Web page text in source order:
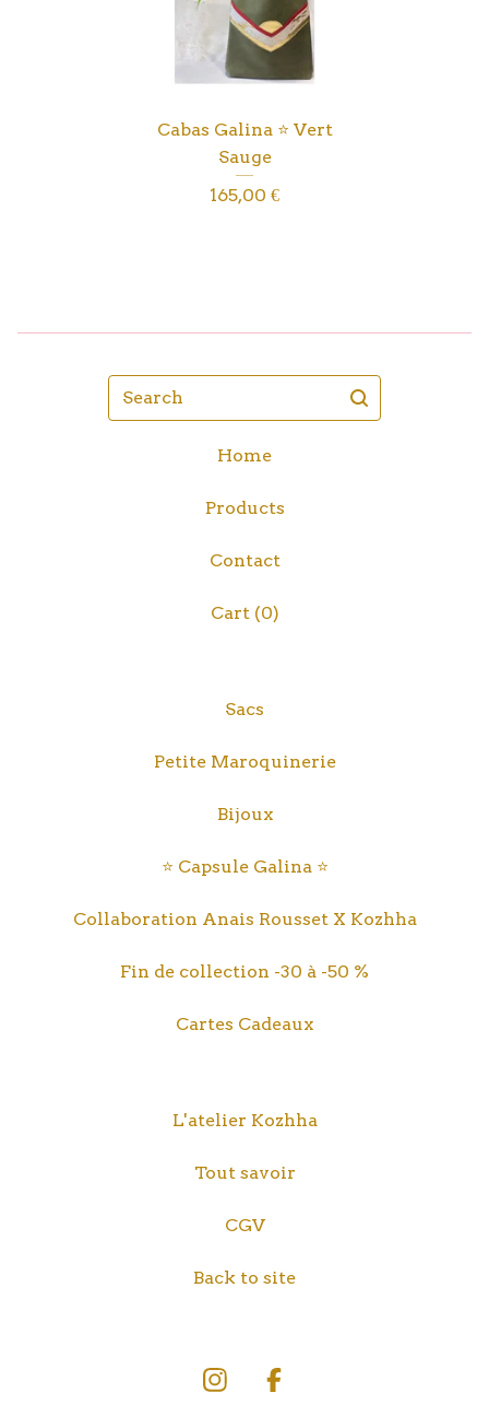
Cabas Galina ⭐️ Vert
Sauge
165,00 €
Search
Home
Products
Contact
Cart (0)
Sacs
Petite Maroquinerie
Bijoux
⭐️ Capsule Galina ⭐️
Collaboration Anais Rousset X Kozhha
Fin de collection -30 à -50 %
Cartes Cadeaux
L'atelier Kozhha
Tout savoir
CGV
Back to site